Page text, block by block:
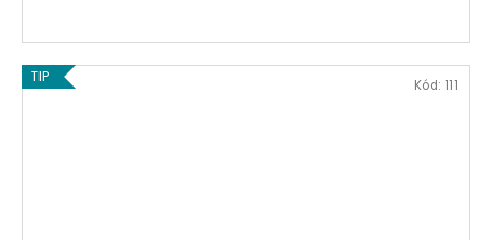
TIP Kód: 111